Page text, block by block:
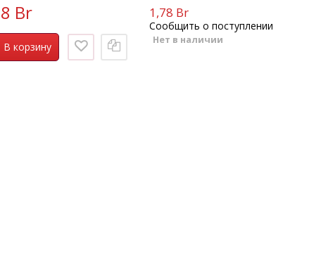
Br
В корзину
1,78 Br
Сообщить о поступлении
Нет в наличии